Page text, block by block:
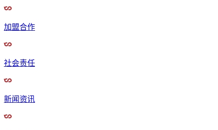
加盟合作
社会责任
新闻资讯